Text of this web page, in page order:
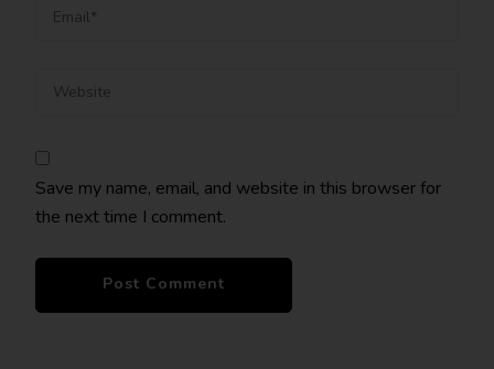
Save my name, email, and website in this browser for
the next time I comment.